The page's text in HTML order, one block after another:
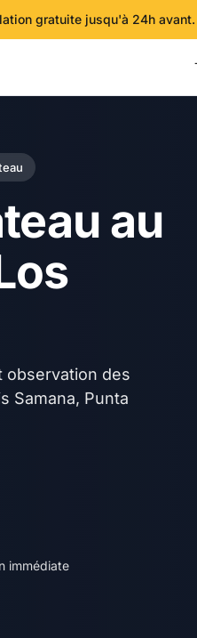
gratuite jusqu'à 24h
au
observation des
Samana, Punta
immédiate